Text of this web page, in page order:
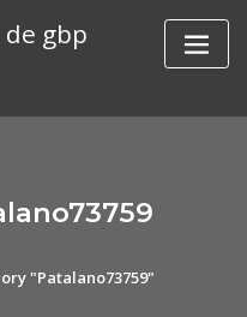
gbp
"Patalano73759"